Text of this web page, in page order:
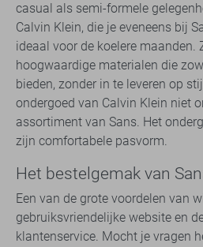
casual als semi-formele
Calvin Klein, die je eveneens bij
ideaal voor de koelere maanden.
hoogwaardige materialen die
bieden, zonder in te leveren op
ondergoed van Calvin Klein niet
assortiment van Sans. Het
zijn comfortabele pasvorm.
Het bestelgemak van
Een van de grote voordelen van
gebruiksvriendelijke website en
klantenservice. Mocht je vragen